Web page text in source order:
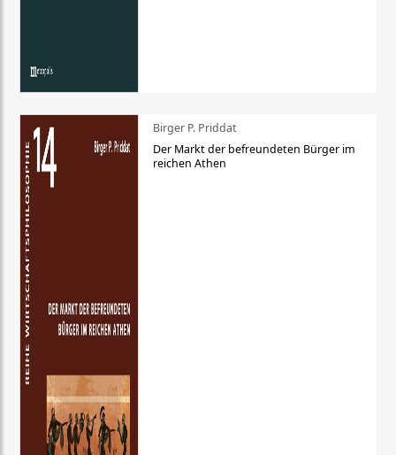
Birger P. Priddat
Der Markt der befreundeten Bürger im
reichen Athen